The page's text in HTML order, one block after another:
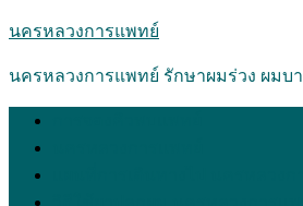
Skip
to
นครหลวงการแพทย์
นครหลวงการแพทย์ รักษาผมร่วง ผมบ